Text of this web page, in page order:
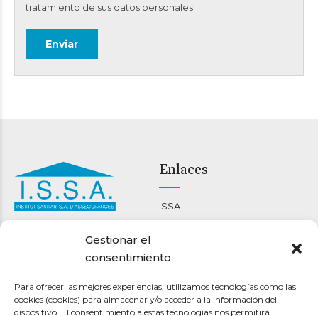
Gestionar el
consentimiento
Para ofrecer las mejores experiencias, utilizamos tecnologías como las
cookies (cookies) para almacenar y/o acceder a la información del
dispositivo. El consentimiento a estas tecnologías nos permitirá
tratamiento de sus datos personales.
Enlaces
ISSA
Pólizas Otros